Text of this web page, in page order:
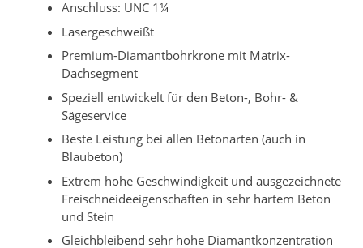
Anschluss: UNC 1¼
Lasergeschweißt
Premium-Diamantbohrkrone mit Matrix-
Dachsegment
Speziell entwickelt für den Beton-, Bohr- &
Sägeservice
Beste Leistung bei allen Betonarten (auch in
Blaubeton)
Extrem hohe Geschwindigkeit und ausgezeichnete
Freischneideeigenschaften in sehr hartem Beton
und Stein
Gleichbleibend sehr hohe Diamantkonzentration